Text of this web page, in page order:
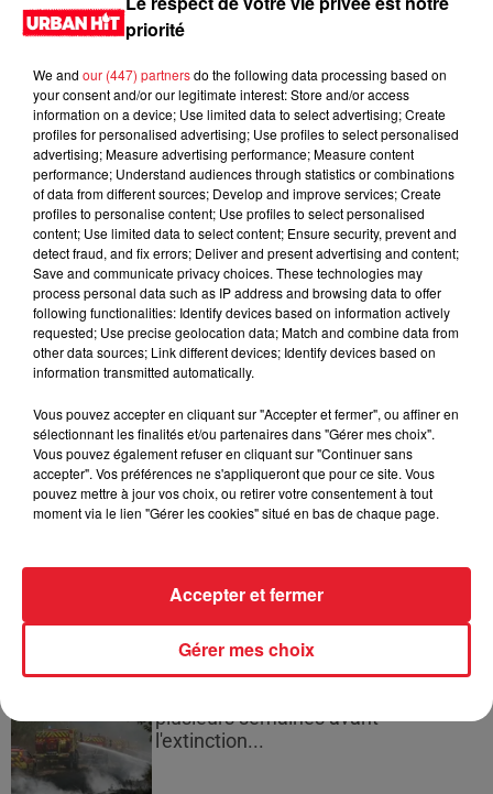
que c’est elle qui est encore amoureuse mec elle a pas prit
ton sosie pour refaire sa vie elle ».
Ce début d’aventure s’annonce décidément haut en couleur.
Rdv le 17 mai sur W9
LES DERNIÈRES NEWS Voir plus
Jay-Z se bat contre la grand-mère
d'un homme prétendant être son fils
masculine dans sa bataille...
Montparnasse : des désaccords
entre...
plusieurs semaines avant
l'extinction...
priorité
We and our (447) partnersdo the following data processing based on
your consent and/or our legitimate interest: Store and/or access
information on a device; Use limited data to select advertising; Create
profiles for personalised advertising; Use profiles to select personalised
advertising; Measure advertising performance; Measure content
performance; Understand audiences through statistics or combinations
of data from different sources; Develop and improve services; Create
profiles to personalise content; Use profiles to select personalised
content; Use limited data to select content; Ensure security, prevent and
detect fraud, and fix errors; Deliver and present advertising and content;
Save and communicate privacy choices. These technologies may
process personal data such as IP address and browsing data to offer
following functionalities: Identify devices based on information actively
requested; Use precise geolocation data; Match and combine data from
other data sources; Link different devices; Identify devices based on
information transmitted automatically.
Vous pouvez accepter en cliquant sur "Accepter et fermer", ou affiner en
sélectionnant les finalités et/ou partenaires dans "Gérer mes choix".
Vous pouvez également refuser en cliquant sur "Continuer sans
accepter". Vos préférences ne s'appliqueront que pour ce site. Vous
pouvez mettre à jour vos choix, ou retirer votre consentement à tout
moment via le lien "Gérer les cookies" situé en bas de chaque page.
Gérer mes choix
Accepter et fermer